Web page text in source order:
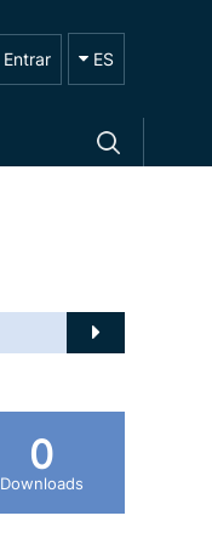
Entrar ES
0
Downloads